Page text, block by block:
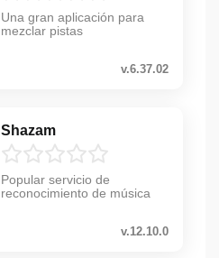
Una gran aplicación para
mezclar pistas
v.6.37.02
Shazam
Popular servicio de
reconocimiento de música
v.12.10.0